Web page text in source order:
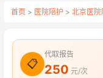
首页 > 医院陪护 > 北京医院
📋
代取报告
250 元/次